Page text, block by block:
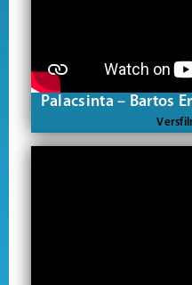
Palacsinta – Bartos